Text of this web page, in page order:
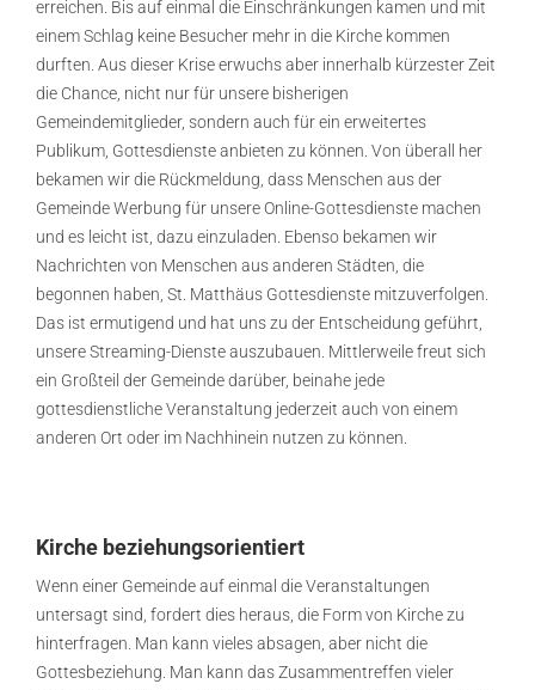
erreichen. Bis auf einmal die Einschränkungen kamen und mit
einem Schlag keine Besucher mehr in die Kirche kommen
durften. Aus dieser Krise erwuchs aber innerhalb kürzester Zeit
die Chance, nicht nur für unsere bisherigen
Gemeindemitglieder, sondern auch für ein erweitertes
Publikum, Gottesdienste anbieten zu können. Von überall her
bekamen wir die Rückmeldung, dass Menschen aus der
Gemeinde Werbung für unsere Online-Gottesdienste machen
und es leicht ist, dazu einzuladen. Ebenso bekamen wir
Nachrichten von Menschen aus anderen Städten, die
begonnen haben, St. Matthäus Gottesdienste mitzuverfolgen.
Das ist ermutigend und hat uns zu der Entscheidung geführt,
unsere Streaming-Dienste auszubauen. Mittlerweile freut sich
ein Großteil der Gemeinde darüber, beinahe jede
gottesdienstliche Veranstaltung jederzeit auch von einem
anderen Ort oder im Nachhinein nutzen zu können.
Kirche beziehungsorientiert
Wenn einer Gemeinde auf einmal die Veranstaltungen
untersagt sind, fordert dies heraus, die Form von Kirche zu
hinterfragen. Man kann vieles absagen, aber nicht die
Gottesbeziehung. Man kann das Zusammentreffen vieler